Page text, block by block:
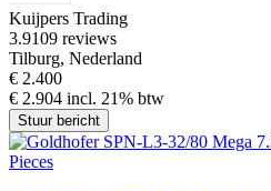
Kuijpers Trading
3.9109 reviews
Tilburg, Nederland
€ 2.400
€ 2.904 incl. 21% btw
Stuur bericht